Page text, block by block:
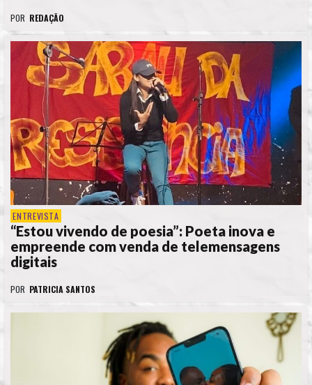
POR REDAÇÃO
ENTREVISTA
“Estou vivendo de poesia”: Poeta inova e
empreende com venda de telemensagens
digitais
POR PATRICIA SANTOS